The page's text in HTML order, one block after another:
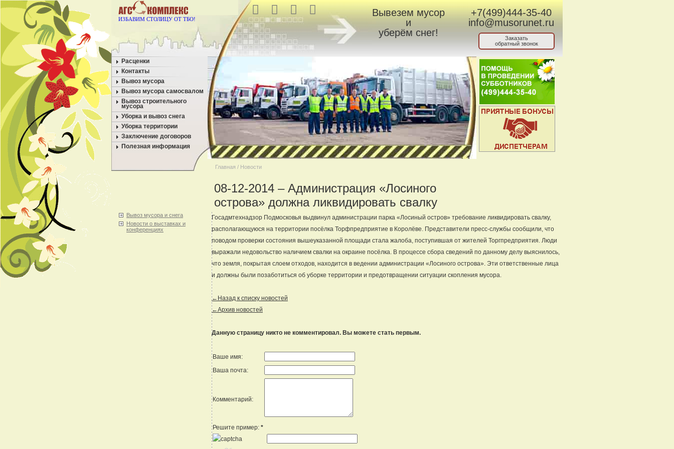
ИЗБАВИМ СТОЛИЦУ ОТ ТБО!
Вывезем мусор
и
уберём снег!
+7(499)444-35-40
info@musorunet.ru
Заказать
обратный звонок
Расценки
Контакты
Вывоз мусора
Вывоз мусора самосвалом
Вывоз строительного
мусора
Уборка и вывоз снега
Уборка территории
Заключение договоров
Полезная информация
Главная / Новости
08-12-2014 – Администрация «Лосиного
острова» должна ликвидировать свалку
Вывоз мусора и снега
Новости о выставках и
конференциях
Госадмтехнадзор Подмосковья выдвинул администрации парка «Лосиный остров» требование ликвидировать свалку,
располагающуюся на территории посёлка Торфпредприятие в Королёве. Представители пресс-службы сообщили, что
поводом проверки состояния вышеуказанной площади стала жалоба, поступившая от жителей Торгпредприятия. Люди
выражали недовольство наличием свалки на окраине посёлка. В процессе сбора сведений по данному делу выяснилось,
что земля, покрытая слоем отходов, находится в ведении администрации «Лосиного острова». Эти ответственные лица
и должны были позаботиться об уборке территории и предотвращении ситуации скопления мусора.
←Назад к списку новостей
←Архив новостей
Данную страницу никто не комментировал. Вы можете стать первым.
Ваше имя:
Ваша почта:
Комментарий:
Решите пример: *